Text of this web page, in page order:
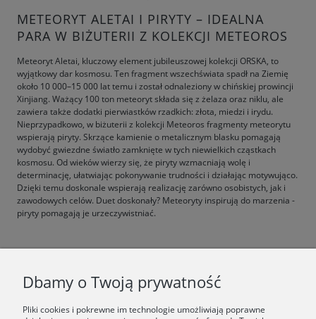
METEORYT ALETAI I PIRYTY – IDEALNA
PARA W BIŻUTERII Z KOLEKCJI METEOROS
Meteoryt Aletai, kluczowy element jubileuszowej kolekcji ORSKA, to
wyjątkowy dar kosmosu. Ten fragment wszechświata spadł na Ziemię
około 10 000–15 000 lat temu i został odnaleziony w chińskiej prowincji
Xinjiang. Ważący 100 ton meteoryt składa się z żelaza oraz niklu, ale
zawiera także dodatki pierwiastków rzadkich: złota, miedzi i irydu.
Nieprzypadkowo, w biżuterii z kolekcji Meteoros fragmenty meteorytu
wspierają piryty. Skrzące kamienie o metalicznym blasku pomagają
wydobyć gwiezdne światło zamknięte w tych niewielkich cząstkach
kosmosu. Od wieków wierzy się, że piryty wzmacniają wolę i
determinację, ułatwiając pokonywanie trudności i działając motywująco.
Dzięki temu doskonale wspierają realizację zarówno osobistych, jak i
zawodowych celów. Duet doskonały? Meteoryty inspirują do marzenia -
piryty pomagają je urzeczywistniać.
ŚWIAT ORSKA
Dbamy o Twoją prywatność
Pliki cookies i pokrewne im technologie umożliwiają poprawne